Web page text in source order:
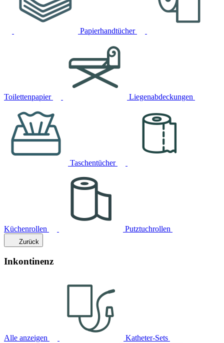
Papierhandtücher
Toilettenpapier Liegenabdeckungen
Taschentücher
Küchenrollen Putztuchrollen
Zurück
Inkontinenz
Alle anzeigen Katheter-Sets